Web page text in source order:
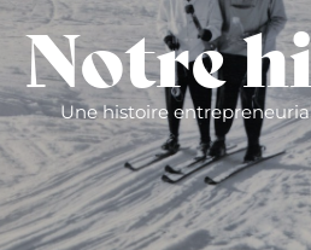
Notre
Une histoire